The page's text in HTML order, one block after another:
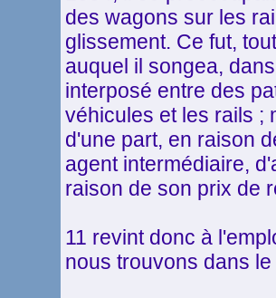
des wagons sur les
glissement. Ce fut,
auquel il songea,
interposé entre des
véhicules et les rails ;
d'une part, en raison
agent intermédiaire,
raison de son prix de
11 revint donc à
nous trouvons dans